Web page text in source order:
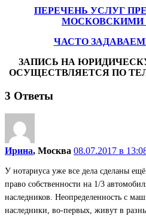
ПЕРЕЧЕНЬ УСЛУГ
ЧАСТО
ЗАПИСЬ НА
ОСУЩЕСТВЛЯЕТСЯ ПО
3 Ответы
Ирина, Москва 08.07.2017 в
У нотариуса уже все дела сделаны
право собственности на 1/3
наследников. Неопределенность с
наследники, во-первых, живут в